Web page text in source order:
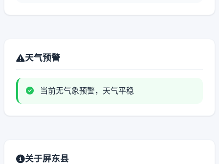
天气预警
当前无气象预警，天气平稳
关于屏东县